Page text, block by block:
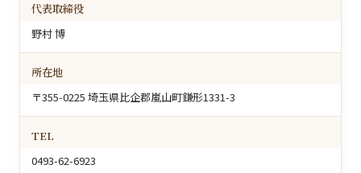
代表取締役
野村 博
所在地
〒355-0225 埼玉県比企郡嵐山町鎌形1331-3
TEL
0493-62-6923